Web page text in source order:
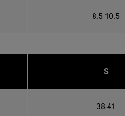
8.5-10.5
S
38-41